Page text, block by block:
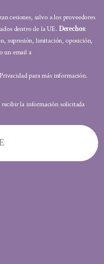
cesiones, salvo a los proveedores
dentro de la UE. Derechos:
supresión, limitación, oposición,
un email a
para más información.
la información solicitada